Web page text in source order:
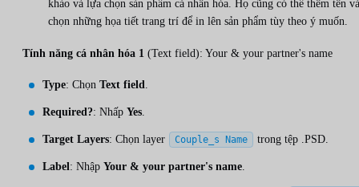
khảo và lựa chọn sản phẩm cá nhân hóa. Họ cũng có thể thêm tên và
chọn những họa tiết trang trí để in lên sản phẩm tùy theo ý muốn.
Tính năng cá nhân hóa 1 (Text field): Your & your partner's name
Type: Chọn Text field.
Required?: Nhấp Yes.
Target Layers: Chọn layer Couple_s Name trong tệp .PSD.
Label: Nhập Your & your partner's name.